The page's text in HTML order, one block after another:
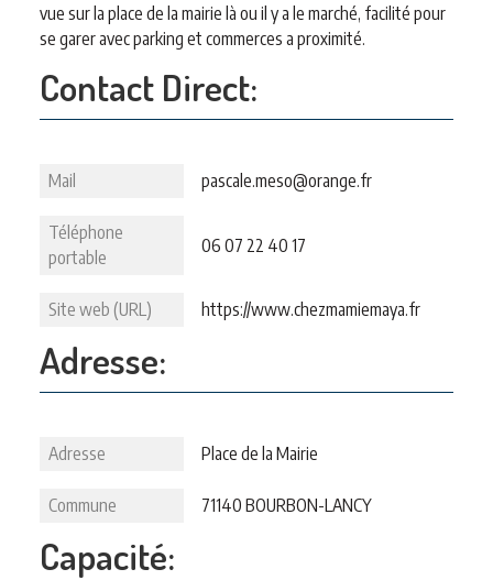
vue sur la place de la mairie là ou il y a le marché, facilité pour
se garer avec parking et commerces a proximité.
Contact Direct:
Mail pascale.meso@orange.fr
Téléphone
portable
06 07 22 40 17
Site web (URL) https://www.chezmamiemaya.fr
Adresse:
Adresse Place de la Mairie
Commune 71140 BOURBON-LANCY
Capacité: